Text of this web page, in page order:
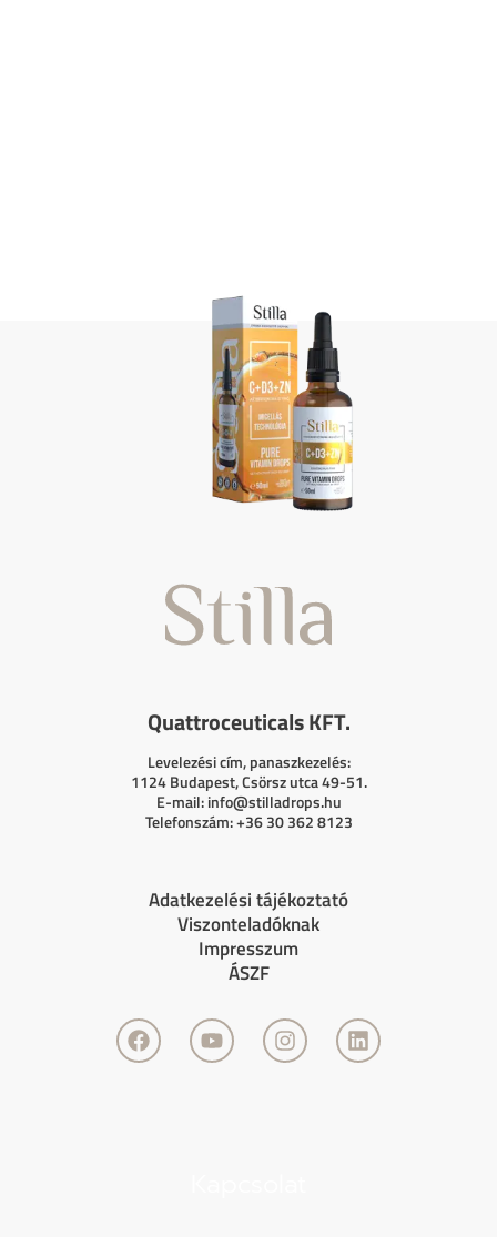
Quattroceuticals KFT.
Levelezési cím, panaszkezelés:
1124 Budapest, Csörsz utca 49-51.
E-mail:info@stilladrops.hu
Telefonszám: +36 30 362 8123
Adatkezelési tájékoztató
Viszonteladóknak
Impresszum
ÁSZF
F
a
c
Y
o
u
I
n
s
L
i
n